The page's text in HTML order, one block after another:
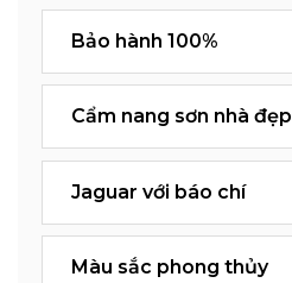
Bảo hành 100%
Cẩm nang sơn nhà đẹp
Jaguar với báo chí
Màu sắc phong thủy